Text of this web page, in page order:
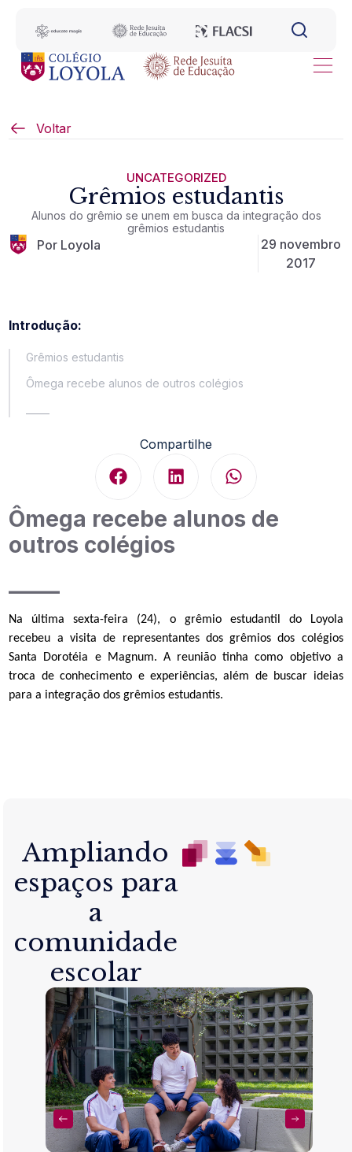
Voltar
UNCATEGORIZED
Grêmios estudantis
Alunos do grêmio se unem em busca da integração dos
grêmios estudantis
Por Loyola
29 novembro
2017
Introdução:
Grêmios estudantis
Ômega recebe alunos de outros colégios
Compartilhe
Ômega recebe alunos de
outros colégios
Na última sexta-feira (24), o grêmio estudantil do Loyola
recebeu a visita de representantes dos grêmios dos colégios
Santa Dorotéia e Magnum. A reunião tinha como objetivo a
troca de conhecimento e experiências, além de buscar ideias
para a integração dos grêmios estudantis.
Ampliando
espaços para
a
comunidade
escolar